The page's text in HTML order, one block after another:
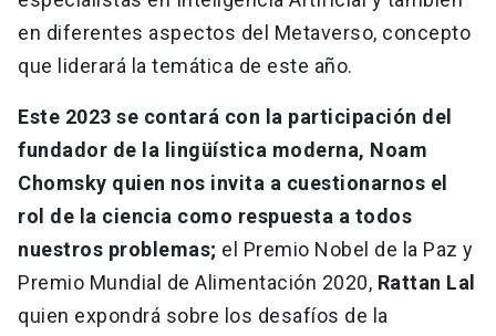
en diferentes aspectos del Metaverso, concepto
que liderará la temática de este año.
Este 2023 se contará con la participación del
fundador de la lingüística moderna, Noam
Chomsky quien nos invita a cuestionarnos el
rol de la ciencia como respuesta a todos
nuestros problemas; el Premio Nobel de la Paz y
Premio Mundial de Alimentación 2020, Rattan Lal
quien expondrá sobre los desafíos de la